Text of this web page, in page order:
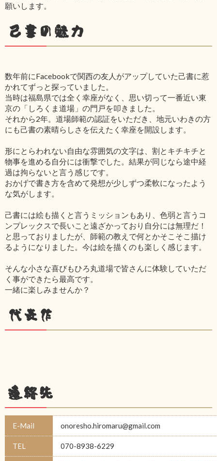
願いします。
己書の魅力
数年前にFacebookで関西の友人がアップしていた己書に惹
かれてずっと探っていました。
当時は福島県では全く幸座がなく、思い切って一番近い東
京の「しろくま道場」の門戸を叩きました。
それから2年。道場師範の認証をいただき、地元いわきの方
にも己書の素晴らしさを伝えたく幸座を開設します。
形にとらわれない自由な雰囲気の文字は、割とキチキチと
物事を進める自分には衝撃でした。結果が同じなら途中経
過は拘らないと言う感じです。
おかげで書き方を含めて発想が少しずつ柔軟になったよう
な気がします。
己書には絵も描くと言うミッションもあり、色弱と言うコ
ンプレックスで長いこと遠ざかっており自分には無理だ！
と思っておりましたが、師範の教えで何とかそこそこ描け
るようになりました。今は絵を描くのも楽しく感じます。
そんな小さな喜びもひろ丸道場で皆さんに体験していただ
く事ができたら最高です。
一緒に楽しみませんか？
代表作
連絡先
E-Mail onoresho.hiromaru@gmail.com
TEL 070-8938-6229